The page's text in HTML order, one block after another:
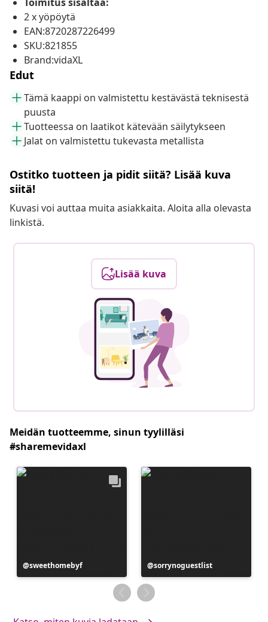
2 x yöpöytä
EAN:8720287226499
SKU:821855
Brand:vidaXL
Edut
Tämä kaappi on valmistettu kestävästä teknisestä
puusta
Tuotteessa on laatikot kätevään säilytykseen
Jalat on valmistettu tukevasta metallista
Ostitko tuotteen ja pidit siitä? Lisää kuva
siitä!
Kuvasi voi auttaa muita asiakkaita. Aloita alla olevasta
linkistä.
Lisää kuva
Meidän tuotteemme, sinun tyylilläsi
#sharemevidaxl
Julkaissut
sweethomebyf Julkaissut
sorrynoguestlist